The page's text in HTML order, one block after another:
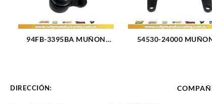
94FB-3395BA MUÑON
54530-24000
DIRECCIÓN: